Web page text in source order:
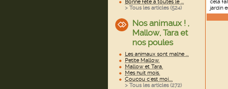
Bonne fête à toutes le ...
> Tous les articles (524)
Nos animaux ! ,
Mallow, Tara et
nos poules
Les animaux sont malhe ...
Petite Mallow.
Mallow et Tara.
Mes huit mois.
Coucou c'est moi....
> Tous les articles (272)
cela
jardin